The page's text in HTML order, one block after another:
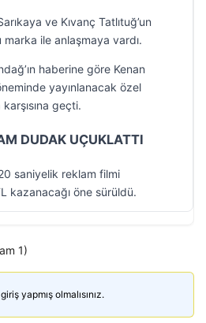
ve Kıvanç Tatlıtuğ’un
ile anlaşmaya vardı.
haberine göre Kenan
yayınlanacak özel
geçti.
DUDAK UÇUKLATTI
20 saniyelik reklam filmi
kazanacağı öne sürüldü.
1)
yapmış olmalısınız.